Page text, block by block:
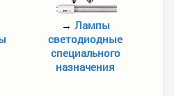
→ Лампы
светодиодные
специального
назначения